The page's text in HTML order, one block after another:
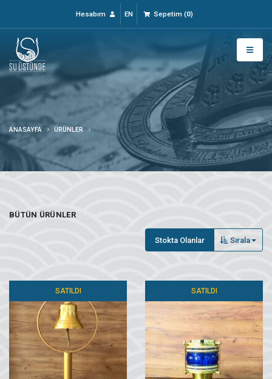
Hesabım EN Sepetim (0)
ANASAYFA ÜRÜNLER
BÜTÜN ÜRÜNLER
Stokta Olanlar Sırala
SATILDI SATILDI